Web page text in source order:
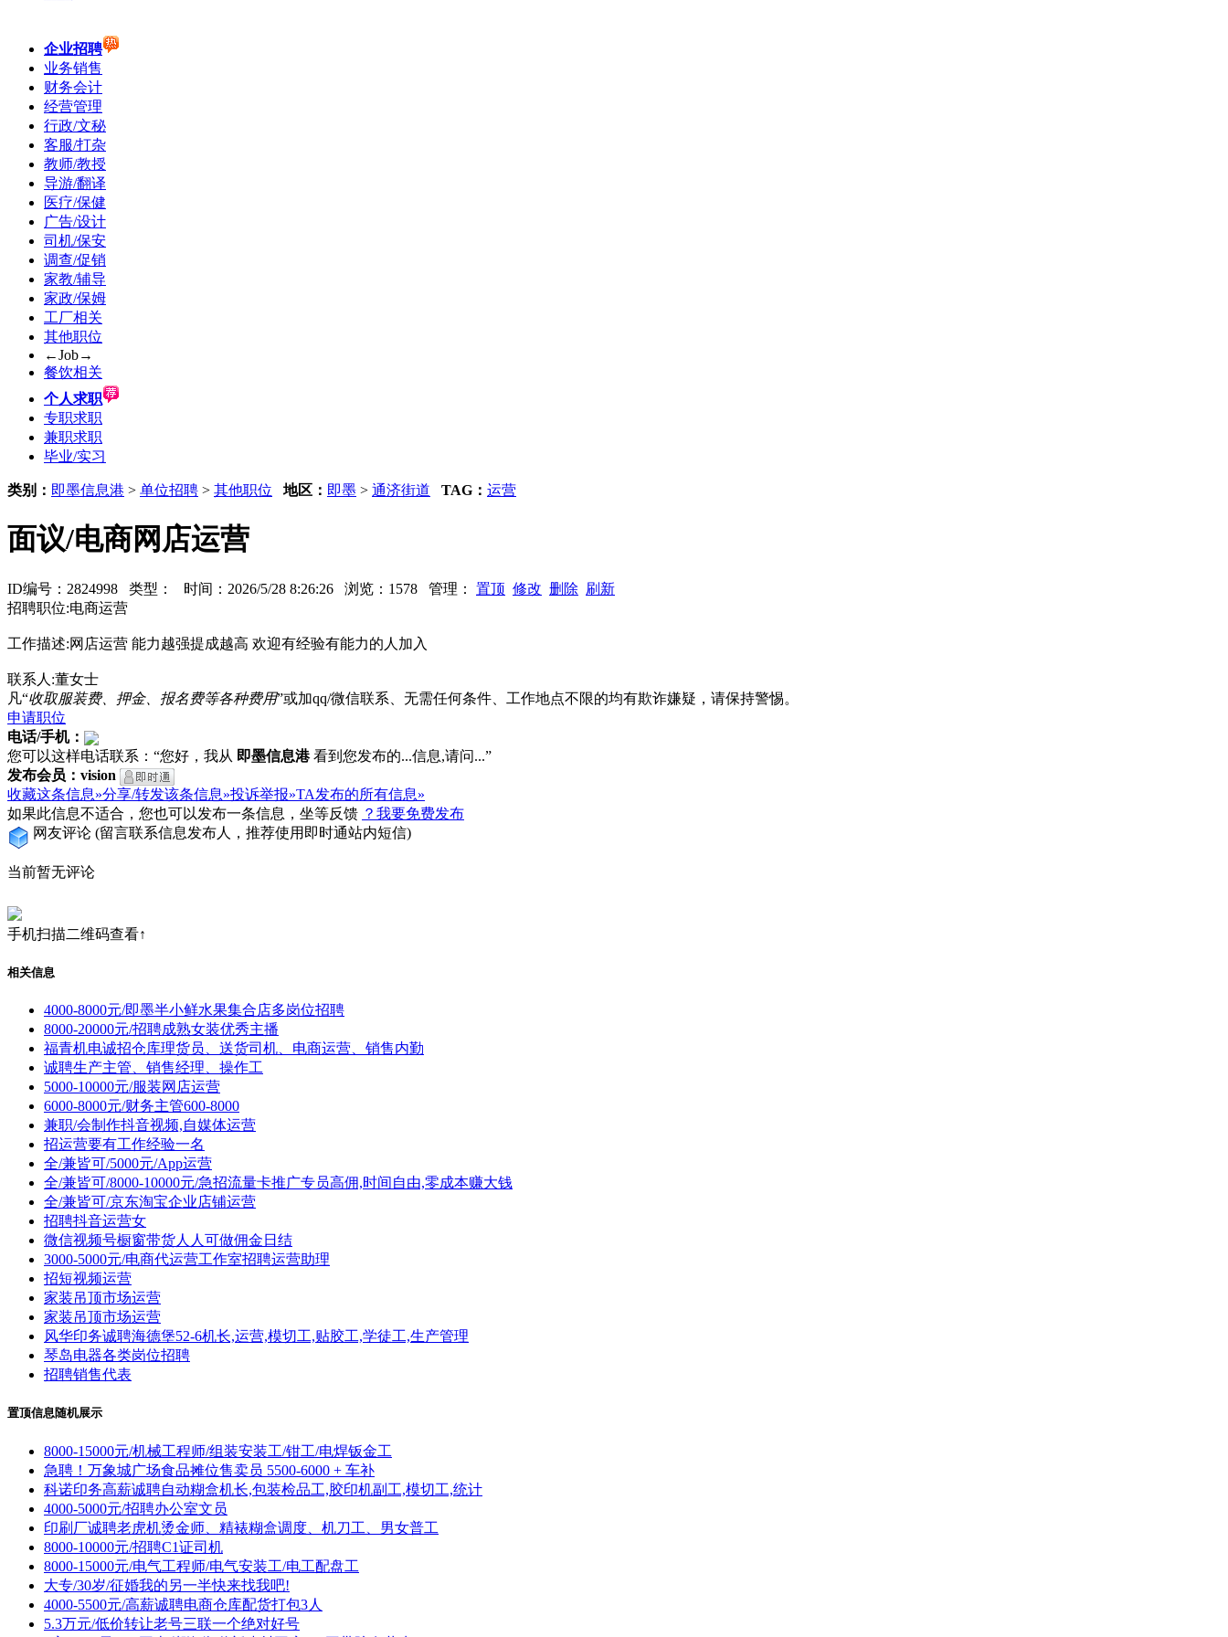
企业招聘
业务销售
财务会计
经营管理
行政/文秘
客服/打杂
教师/教授
导游/翻译
医疗/保健
广告/设计
司机/保安
调查/促销
家教/辅导
家政/保姆
工厂相关
其他职位
←Job→
餐饮相关
个人求职
专职求职
兼职求职
毕业/实习
类别： 即墨信息港 > 单位招聘 > 其他职位 地区： 即墨 > 通济街道 TAG： 运营
面议/电商网店运营
ID编号：2824998 类型： 时间：2026/5/28 8:26:26 浏览：1578 管理： 置顶 修改 删除 刷新
招聘职位:电商运营
工作描述:网店运营 能力越强提成越高 欢迎有经验有能力的人加入
联系人:董女士
凡“收取服装费、押金、报名费等各种费用”或加qq/微信联系、无需任何条件、工作地点不限的均有欺诈嫌疑，请保持警惕。
申请职位
电话/手机：
您可以这样电话联系：“您好，我从 即墨信息港看到您发布的...信息,请问...”
发布会员：vision
收藏这条信息»分享/转发该条信息»投诉举报»TA发布的所有信息»
如果此信息不适合，您也可以发布一条信息，坐等反馈 ？我要免费发布
网友评论 (留言联系信息发布人，推荐使用即时通站内短信)
当前暂无评论
手机扫描二维码查看↑
相关信息
4000-8000元/即墨半小鲜水果集合店多岗位招聘
8000-20000元/招聘成熟女装优秀主播
福青机电诚招仓库理货员、送货司机、电商运营、销售内勤
诚聘生产主管、销售经理、操作工
5000-10000元/服装网店运营
6000-8000元/财务主管600-8000
兼职/会制作抖音视频,自媒体运营
招运营要有工作经验一名
全/兼皆可/5000元/App运营
全/兼皆可/8000-10000元/急招流量卡推广专员高佣,时间自由,零成本赚大钱
全/兼皆可/京东淘宝企业店铺运营
招聘抖音运营女
微信视频号橱窗带货人人可做佣金日结
3000-5000元/电商代运营工作室招聘运营助理
招短视频运营
家装吊顶市场运营
家装吊顶市场运营
风华印务诚聘海德堡52-6机长,运营,模切工,贴胶工,学徒工,生产管理
琴岛电器各类岗位招聘
招聘销售代表
置顶信息随机展示
8000-15000元/机械工程师/组装安装工/钳工/电焊钣金工
急聘！万象城广场食品摊位售卖员 5500-6000 + 车补
科诺印务高薪诚聘自动糊盒机长,包装检品工,胶印机副工,模切工,统计
4000-5000元/招聘办公室文员
印刷厂诚聘老虎机烫金师、精裱糊盒调度、机刀工、男女普工
8000-10000元/招聘C1证司机
8000-15000元/电气工程师/电气安装工/电工配盘工
大专/30岁/征婚我的另一半快来找我吧!
4000-5500元/高薪诚聘电商仓库配货打包3人
5.3万元/低价转让老号三联一个绝对好号